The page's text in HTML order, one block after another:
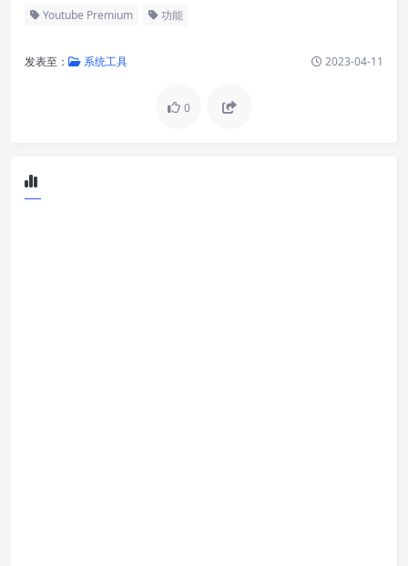
Youtube Premium 功能
发表至： 系统工具 2023-04-11
0